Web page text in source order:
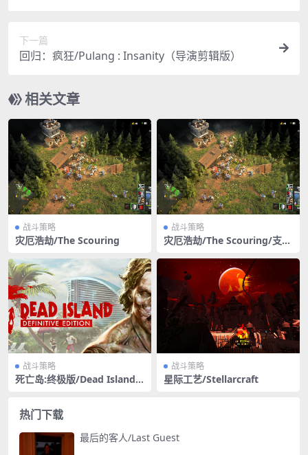
下一篇
回归：疯狂/Pulang : Insanity（导演剪辑版）
相关文章
战斗策略
灾厄浩劫/The Scouring
战斗策略
灾厄浩劫/The Scouring/支持
战斗策略
死亡岛:终极版/Dead Island
战斗策略
星际工艺/Stellarcraft
热门下载
最后的客人/Last Guest